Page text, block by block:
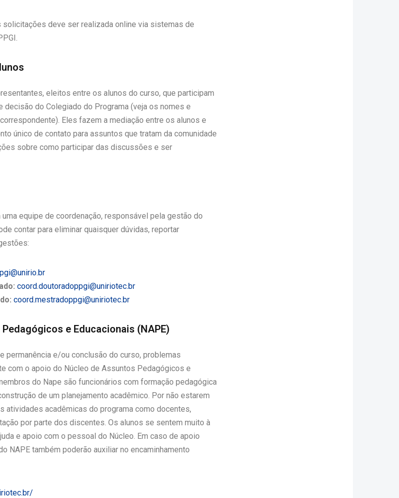
solicitações deve ser realizada online via sistemas de
eleitos entre os alunos do curso, que participam
decisão do Colegiado do Programa (veja os nomes e
Eles fazem a mediação entre os alunos e
único de contato para assuntos que tratam da comunidade
sobre como participar das discussões e ser
uma equipe de coordenação, responsável pela gestão do
contar para eliminar quaisquer dúvidas, reportar
coord.doutoradoppgi@uniriotec.br
coord.mestradoppgi@uniriotec.br
e Educacionais (NAPE)
permanência e/ou conclusão do curso, problemas
com o apoio do Núcleo de Assuntos Pedagógicos e
do Nape são funcionários com formação pedagógica
de um planejamento acadêmico. Por não estarem
atividades acadêmicas do programa como docentes,
por parte dos discentes. Os alunos se sentem muito à
e apoio com o pessoal do Núcleo. Em caso de apoio
NAPE também poderão auxiliar no encaminhamento